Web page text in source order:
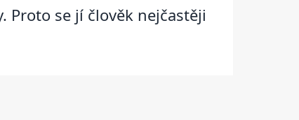
se jí člověk nejčastěji